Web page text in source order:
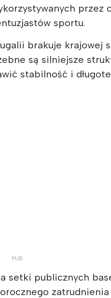
przez
sportu.
brakuje krajowej
są silniejsze
stabilność i
setki publicznych
zatrudnienia